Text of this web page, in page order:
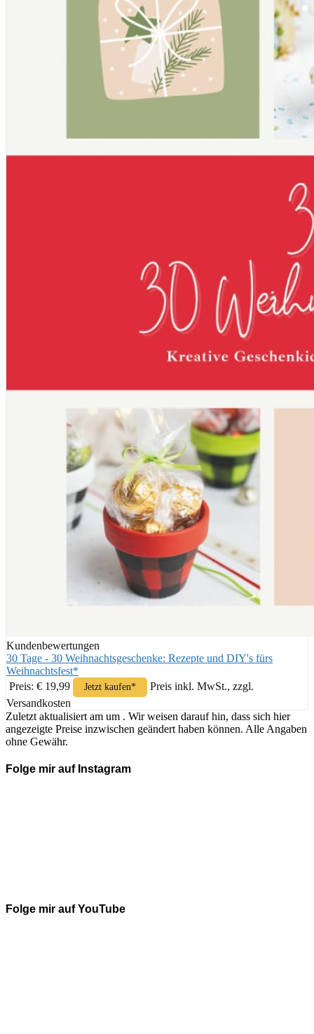
Kundenbewertungen
30 Tage - 30 Weihnachtsgeschenke: Rezepte und DIY's fürs
Weihnachtsfest*
Preis: € 19,99
Jetzt kaufen*
Preis inkl. MwSt., zzgl.
Versandkosten
Zuletzt aktualisiert am um . Wir weisen darauf hin, dass sich hier
angezeigte Preise inzwischen geändert haben können. Alle Angaben
ohne Gewähr.
Folge mir auf Instagram
Folge mir auf YouTube